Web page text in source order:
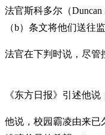
法官斯科多尔（
（b）条文将他们送往
法官在下判时说，尽管
《东方日报》引述他
他说，校园霸凌由来已